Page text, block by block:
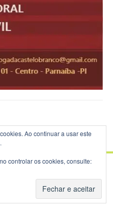
FameThemes.
Ao continuar a usar este
controlar os cookies, consulte: